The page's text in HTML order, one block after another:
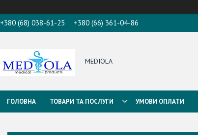
+380 (68) 038-61-25 +380 (66) 361-04-86
MEDIOLA
ГОЛОВНА ТОВАРИ ТА ПОСЛУГИ УМОВИ ОПЛАТИ